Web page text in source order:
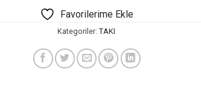
Favorilerime Ekle
Kategoriler: TAKI